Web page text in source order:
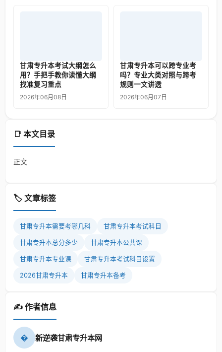
📑 本文目录
正文
🏷️ 文章标签
甘肃专升本需要考哪几科 甘肃专升本考试科目
甘肃专升本总分多少 甘肃专升本公共课
甘肃专升本专业课 甘肃专升本考试科目设置
2026甘肃专升本 甘肃专升本备考
✍️ 作者信息
� 新逆袭甘肃专升本网
甘肃专升本考试大纲怎么
用？手把手教你读懂大纲
找准复习重点
2026年06月08日
甘肃专升本可以跨专业考
吗？专业大类对照与跨考
规则一文讲透
2026年06月07日